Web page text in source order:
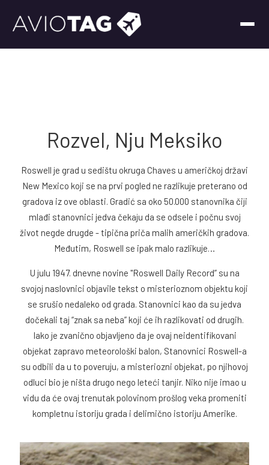
Rozvel, Nju Meksiko
Roswell je grad u sedištu okruga Chaves u američkoj državi
New Mexico koji se na prvi pogled ne razlikuje preterano od
gradova iz ove oblasti. Gradić sa oko 50.000 stanovnika čiji
mlađi stanovnici jedva čekaju da se odsele i počnu svoj
život negde drugde - tipična priča malih američkih gradova.
Međutim, Roswell se ipak malo razlikuje…
U julu 1947. dnevne novine "Roswell Daily Record” su na
svojoj naslovnici objavile tekst o misterioznom objektu koji
se srušio nedaleko od grada. Stanovnici kao da su jedva
dočekali taj “znak sa neba” koji će ih razlikovati od drugih.
Iako je zvanično objavljeno da je ovaj neidentifikovani
objekat zapravo meteorološki balon, Stanovnici Roswell-a
su odbili da u to poveruju, a misteriozni objekat, po njihovoj
odluci bio je ništa drugo nego leteći tanjir. Niko nije imao u
vidu da će ovaj trenutak polovinom prošlog veka promeniti
kompletnu istoriju grada i delimično istoriju Amerike.